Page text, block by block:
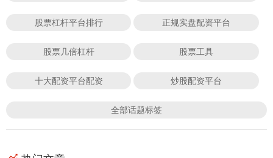
股票杠杆平台排行 正规实盘配资平台
股票几倍杠杆 股票工具
十大配资平台配资 炒股配资平台
全部话题标签